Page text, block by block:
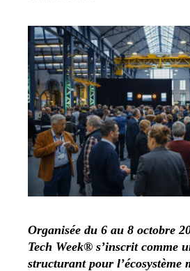
Organisée du 6 au 8 octobre
Tech Week® s’inscrit comme
structurant pour l’écosystème